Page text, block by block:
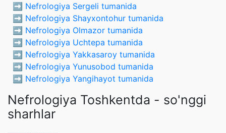
➡️ Nefrologiya Sergeli tumanida
➡️ Nefrologiya Shayxontohur tumanida
➡️ Nefrologiya Olmazor tumanida
➡️ Nefrologiya Uchtepa tumanida
➡️ Nefrologiya Yakkasaroy tumanida
➡️ Nefrologiya Yunusobod tumanida
➡️ Nefrologiya Yangihayot tumanida
Nefrologiya Toshkentda - so'nggi
sharhlar